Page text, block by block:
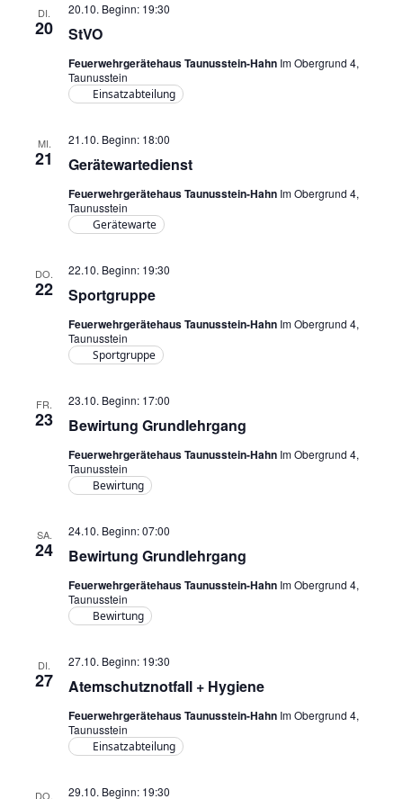
DI.
20 StVO
20.10. Beginn: 19:30
Feuerwehrgerätehaus Taunusstein-Hahn Im Obergrund 4,
Taunusstein
Einsatzabteilung
MI.
21 Gerätewartedienst
21.10. Beginn: 18:00
Feuerwehrgerätehaus Taunusstein-Hahn Im Obergrund 4,
Taunusstein
Gerätewarte
DO.
22 Sportgruppe
22.10. Beginn: 19:30
Feuerwehrgerätehaus Taunusstein-Hahn Im Obergrund 4,
Taunusstein
Sportgruppe
FR.
23 Bewirtung Grundlehrgang
23.10. Beginn: 17:00
Feuerwehrgerätehaus Taunusstein-Hahn Im Obergrund 4,
Taunusstein
Bewirtung
SA.
24 Bewirtung Grundlehrgang
24.10. Beginn: 07:00
Feuerwehrgerätehaus Taunusstein-Hahn Im Obergrund 4,
Taunusstein
Bewirtung
DI.
27 Atemschutznotfall + Hygiene
27.10. Beginn: 19:30
Feuerwehrgerätehaus Taunusstein-Hahn Im Obergrund 4,
Taunusstein
Einsatzabteilung
DO. 29.10. Beginn: 19:30